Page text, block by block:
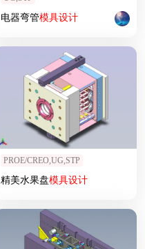
电器弯管模具设计
PROE/CREO,UG,STP
精美水果盘模具设计